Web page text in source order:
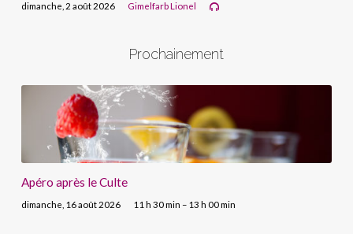
dimanche, 2 août 2026 Gimelfarb Lionel
Prochainement
Apéro après le Culte
dimanche, 16 août 2026 11 h 30 min – 13 h 00 min